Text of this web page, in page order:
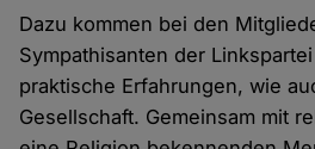
Dazu kommen bei den
Sympathisanten der
praktische Erfahrungen, wie
Gesellschaft. Gemeinsam mit